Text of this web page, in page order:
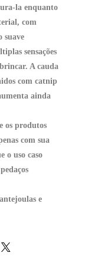
la enquanto
com
suave
sensações
A cauda
com catnip
ainda
os produtos
com sua
o uso caso
e